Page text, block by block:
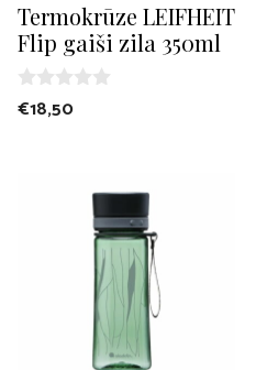
Termokrūze LEIFHEIT
Flip gaiši zila 350ml
0
o
€18,50